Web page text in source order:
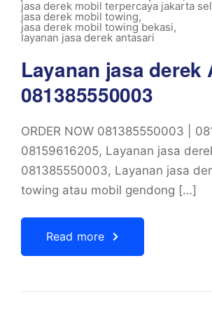
jasa derek mobil terpercaya jakarta
jasa derek mobil towing,
jasa derek mobil towing bekasi,
layanan jasa derek antasari
Layanan jasa derek
081385550003
ORDER NOW 081385550003 |
08159616205, Layanan jasa
081385550003, Layanan jasa
towing atau mobil gendong […]
Read more